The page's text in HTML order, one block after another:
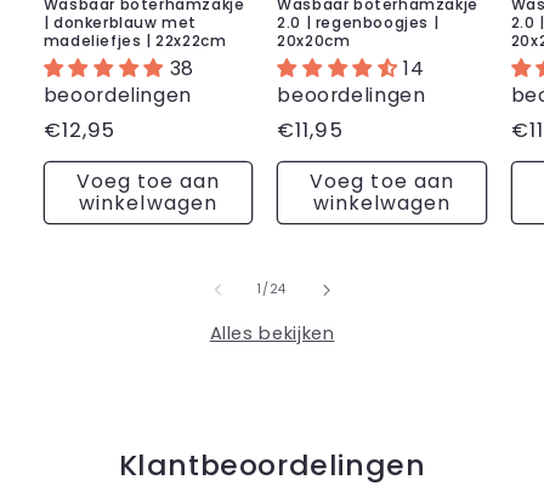
| donkerblauw met
madeliefjes | 22x22cm
38
beoordelingen
Normale
prijs
€12,95
Voeg toe aan
winkelwagen
2.0 | regenboogjes |
20x20cm
14
beoordelingen
Normale
prijs
€11,95
Voeg toe aan
winkelwagen
2.0
1 / van
24
Alles bekijken
Klantbeoordelingen